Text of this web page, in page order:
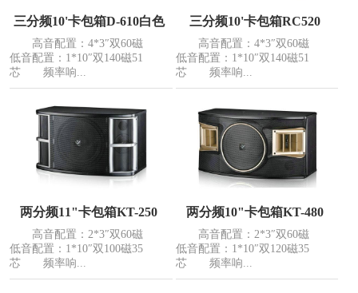
三分频10'卡包箱D-610白色
高音配置：4*3″双60磁
低音配置：1*10″双140磁51
芯 频率响...
三分频10'卡包箱RC520
高音配置：4*3″双60磁
低音配置：1*10″双140磁51
芯 频率响...
两分频11"卡包箱KT-250
高音配置：2*3″双60磁
低音配置：1*10″双100磁35
芯 频率响...
两分频10"卡包箱KT-480
高音配置：2*3″双60磁
低音配置：1*10″双120磁35
芯 频率响...